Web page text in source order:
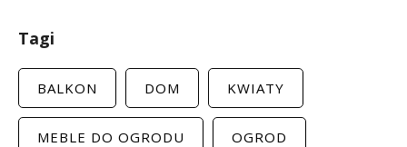
Tagi
BALKON DOM KWIATY
MEBLE DO OGRODU OGROD